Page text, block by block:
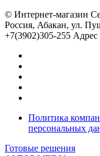
© Интернет-магазин
Россия, Абакан, ул.
+7(3902)305-255
Политика
персональных
Готовые решения